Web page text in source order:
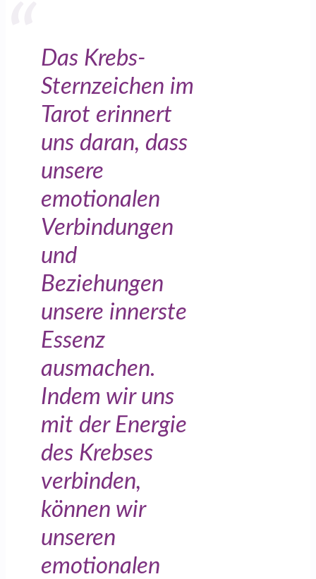
Das Krebs-
Sternzeichen im
Tarot erinnert
uns daran, dass
unsere
emotionalen
Verbindungen
und
Beziehungen
unsere innerste
Essenz
ausmachen.
Indem wir uns
mit der Energie
des Krebses
verbinden,
können wir
unseren
emotionalen